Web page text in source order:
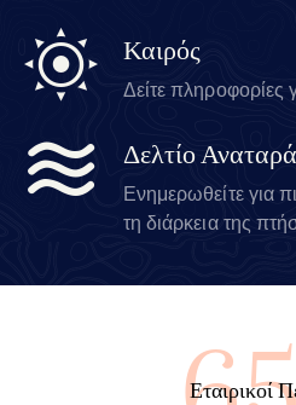
Καιρός
Δείτε πληροφορίες
Δελτίο
Ενημερωθείτε για
τη διάρκεια της
Εταιρικοί